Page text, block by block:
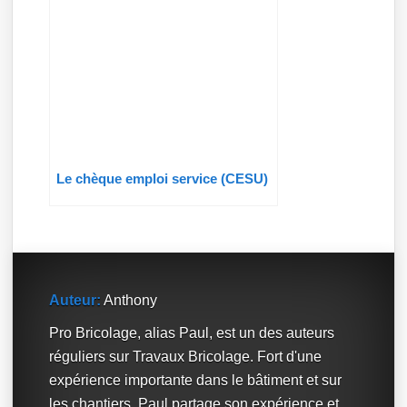
Le chèque emploi service (CESU)
Auteur: Anthony
Pro Bricolage, alias Paul, est un des auteurs
réguliers sur Travaux Bricolage. Fort d'une
expérience importante dans le bâtiment et sur
les chantiers, Paul partage son expérience et